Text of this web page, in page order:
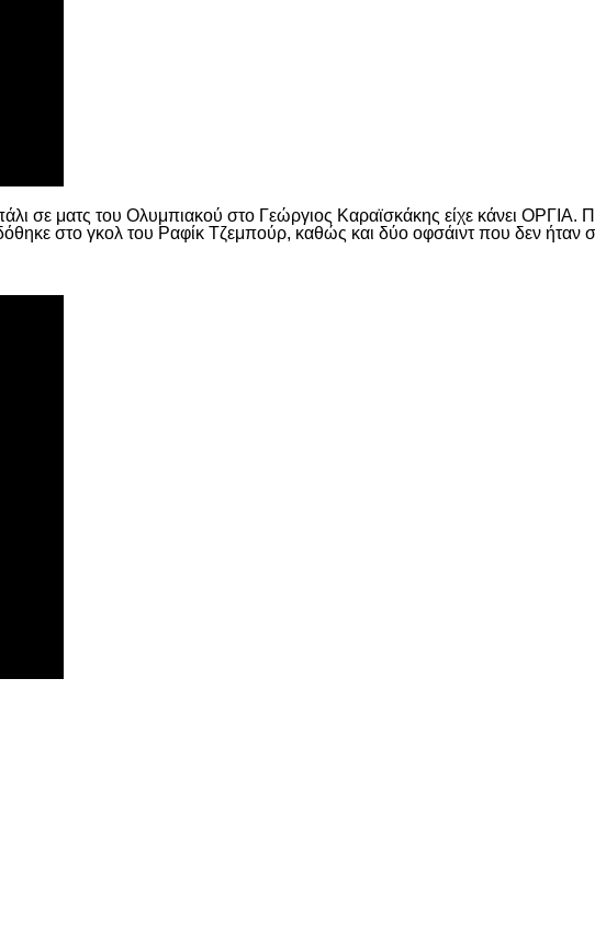
σε ματς του Ολυμπιακού στο Γεώργιος Καραϊσκάκης είχε κάνει
στο γκολ του Ραφίκ Tζεμπούρ, καθώς και δύο οφσάιντ που δεν ήταν